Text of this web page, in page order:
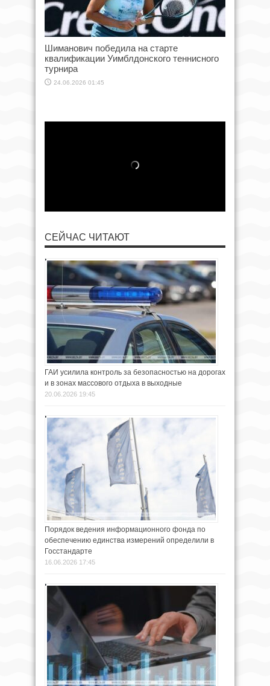
Шиманович победила на старте
квалификации Уимблдонского теннисного
турнира
24.06.2026 01:45
СЕЙЧАС ЧИТАЮТ
ГАИ усилила контроль за безопасностью на дорогах
и в зонах массового отдыха в выходные
20.06.2026 19:45
Порядок ведения информационного фонда по
обеспечению единства измерений определили в
Госстандарте
16.06.2026 17:45